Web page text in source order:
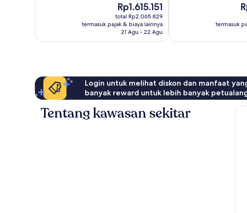
Harga
sekarang
Rp1.615.151
Rp1.615.151
total Rp2.065.829
termasuk pajak & biaya lainnya
21 Agu - 22 Agu
termasuk
Login untuk melihat diskon dan manfaat
banyak reward untuk lebih banyak
Tentang kawasan sekitar